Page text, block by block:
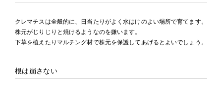
クレマチスは全般的に、日当たりがよく水はけのよい場所で育てます。
株元がじりじりと焼けるようなのを嫌います。
下草を植えたりマルチング材で株元を保護してあげるとよいでしょう。
根は崩さない